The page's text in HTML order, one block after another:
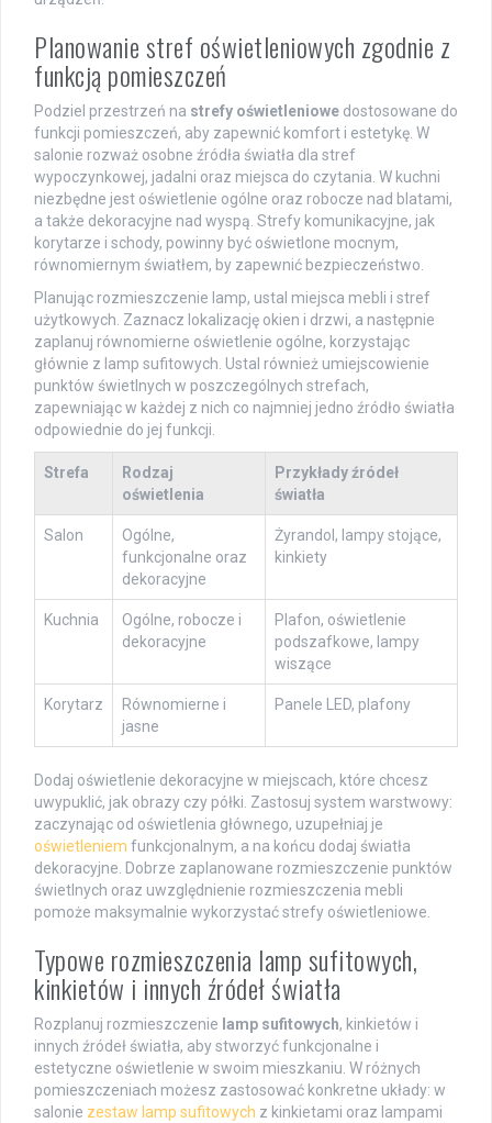
Planowanie stref oświetleniowych zgodnie z
funkcją pomieszczeń
Podziel przestrzeń na strefy oświetleniowe dostosowane do
funkcji pomieszczeń, aby zapewnić komfort i estetykę. W
salonie rozważ osobne źródła światła dla stref
wypoczynkowej, jadalni oraz miejsca do czytania. W kuchni
niezbędne jest oświetlenie ogólne oraz robocze nad blatami,
a także dekoracyjne nad wyspą. Strefy komunikacyjne, jak
korytarze i schody, powinny być oświetlone mocnym,
równomiernym światłem, by zapewnić bezpieczeństwo.
Planując rozmieszczenie lamp, ustal miejsca mebli i stref
użytkowych. Zaznacz lokalizację okien i drzwi, a następnie
zaplanuj równomierne oświetlenie ogólne, korzystając
głównie z lamp sufitowych. Ustal również umiejscowienie
punktów świetlnych w poszczególnych strefach,
zapewniając w każdej z nich co najmniej jedno źródło światła
odpowiednie do jej funkcji.
Strefa
Rodzaj
oświetlenia
Przykłady źródeł
światła
Salon
Ogólne,
funkcjonalne oraz
dekoracyjne
Żyrandol, lampy stojące,
kinkiety
Kuchnia
Ogólne, robocze i
dekoracyjne
Plafon, oświetlenie
podszafkowe, lampy
wiszące
Korytarz
Równomierne i
jasne
Panele LED, plafony
Dodaj oświetlenie dekoracyjne w miejscach, które chcesz
uwypuklić, jak obrazy czy półki. Zastosuj system warstwowy:
zaczynając od oświetlenia głównego, uzupełniaj je
oświetleniem funkcjonalnym, a na końcu dodaj światła
dekoracyjne. Dobrze zaplanowane rozmieszczenie punktów
świetlnych oraz uwzględnienie rozmieszczenia mebli
pomoże maksymalnie wykorzystać strefy oświetleniowe.
Typowe rozmieszczenia lamp sufitowych,
kinkietów i innych źródeł światła
Rozplanuj rozmieszczenie lamp sufitowych, kinkietów i
innych źródeł światła, aby stworzyć funkcjonalne i
estetyczne oświetlenie w swoim mieszkaniu. W różnych
pomieszczeniach możesz zastosować konkretne układy: w
salonie zestaw lamp sufitowych z kinkietami oraz lampami